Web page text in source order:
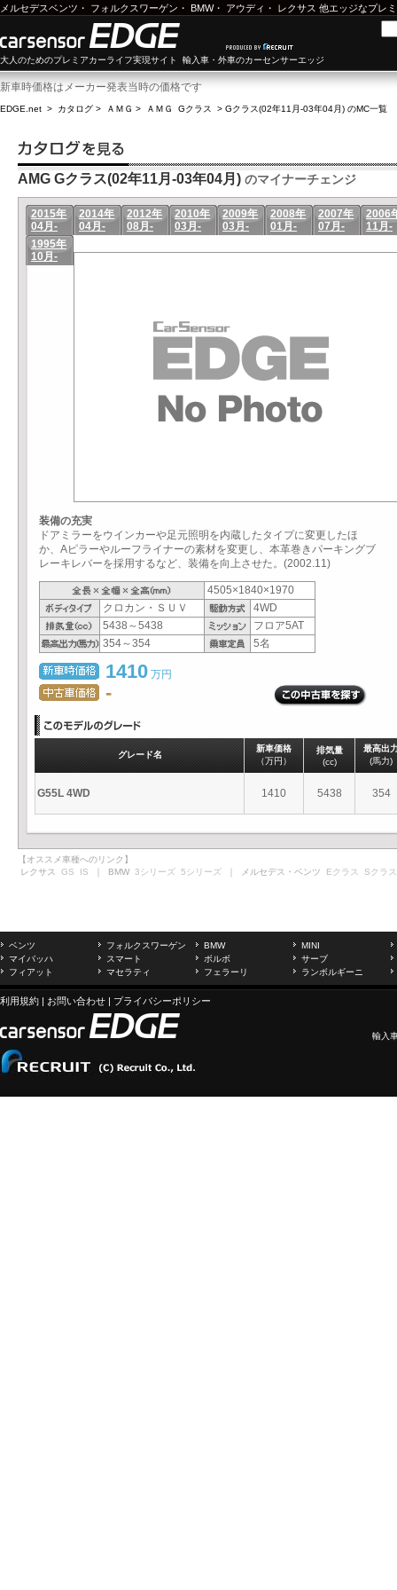
メルセデスベンツ ・ フォルクスワーゲン ・ BMW・ アウディ ・ レクサス 他エッジなプレ
大人のためのプレミアカーライフ実現サイト 輸入車・外車のカーセンサーエッジ
新車時価格はメーカー発表当時の価格です
EDGE.net > カタログ > ＡＭＧ > ＡＭＧ Gクラス > Gクラス(02年11月-03年04月) のMC一覧
AMG Gクラス(02年11月-03年04月) のマイナーチェンジ
2015年
04月-
2014年
04月-
2012年
08月-
2010年
03月-
2009年
03月-
2008年
01月-
2007年
07月-
2006
11月-
1995年
10月-
装備の充実
ドアミラーをウインカーや足元照明を内蔵したタイプに変更したほ
か、Aピラーやルーフライナーの素材を変更し、本革巻きパーキングブ
レーキレバーを採用するなど、装備を向上させた。(2002.11)
4505×1840×1970
クロカン・ＳＵＶ
4WD
5438～5438
フロア5AT
354～354
5名
1410 万円
-
グレード名
新車価格
（万円）
排気量
(cc)
最高出
(馬力)
G55L 4WD 1410 5438 354
【オススメ車種へのリンク】
レクサス GS IS ｜ BMW 3シリーズ 5シリーズ ｜ メルセデス・ベンツ Eクラス Sクラス
ベンツ フォルクスワーゲン BMW
MINI
マイバッハ
スマート ボルボ
サーブ
フィアット
マセラティ フェラーリ ランボルギーニ
利用規約 | お問い合わせ | プライバシーポリシー
輸入